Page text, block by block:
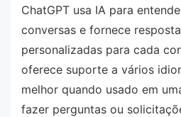
ChatGPT usa IA para
conversas e fornece
personalizadas para cada
oferece suporte a vários
melhor quando usado em
fazer perguntas ou